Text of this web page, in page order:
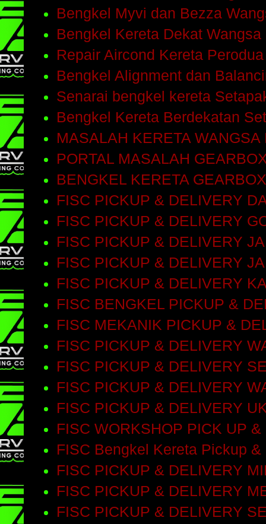
Bengkel Myvi dan Bezza
Bengkel Kereta Dekat Wangsa
Repair Aircond Kereta
Bengkel Alignment dan
Senarai bengkel kereta
Bengkel Kereta Berdekatan
MASALAH KERETA WANGSA
PORTAL MASALAH
BENGKEL KERETA
FISC PICKUP & DELIVERY
FISC PICKUP & DELIVERY
FISC PICKUP & DELIVERY
FISC PICKUP & DELIVERY
FISC PICKUP & DELIVERY
FISC BENGKEL PICKUP &
FISC MEKANIK PICKUP &
FISC PICKUP & DELIVERY
FISC PICKUP & DELIVERY
FISC PICKUP & DELIVERY
FISC PICKUP & DELIVERY
FISC WORKSHOP PICK UP
FISC Bengkel Kereta Pickup
FISC PICKUP & DELIVERY
FISC PICKUP & DELIVERY
FISC PICKUP & DELIVERY